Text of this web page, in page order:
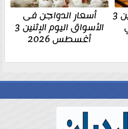
سعر الذهب اليوم الاثنين 3 أسعار الدواجن فى
الأسواق اليوم الإثنين 3
أغسطس 2026